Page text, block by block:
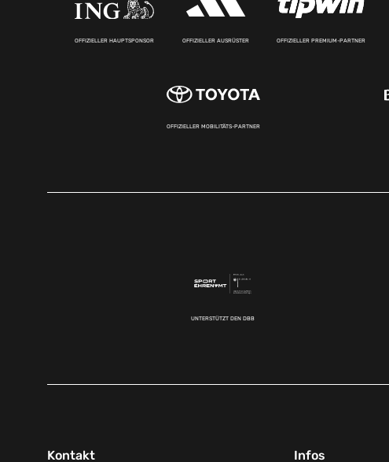
OFFIZIELLER HAUPTSPONSOR OFFIZIELLER AUSRÜSTER OFFIZIELLER PREMIUM-PARTNER
OFFIZIELLER MOBILITÄTS-PARTNER
UNTERSTÜTZT DEN DBB
Kontakt Infos